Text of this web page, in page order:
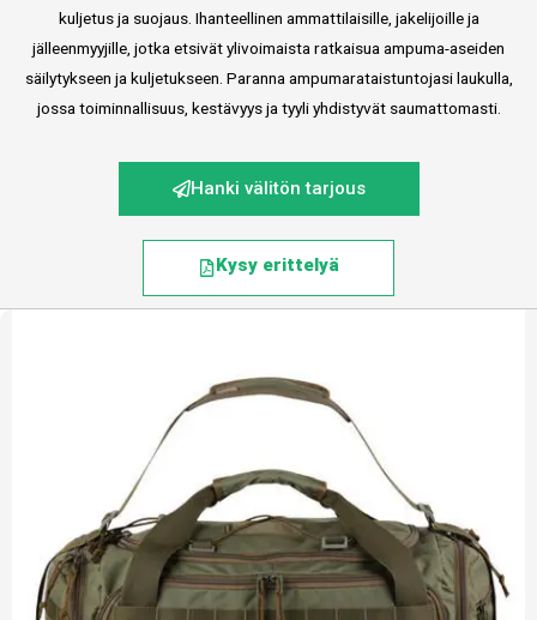
kuljetus ja suojaus. Ihanteellinen ammattilaisille, jakelijoille ja
jälleenmyyjille, jotka etsivät ylivoimaista ratkaisua ampuma-aseiden
säilytykseen ja kuljetukseen. Paranna ampumarataistuntojasi laukulla,
jossa toiminnallisuus, kestävyys ja tyyli yhdistyvät saumattomasti.
Hanki välitön tarjous
Kysy erittelyä